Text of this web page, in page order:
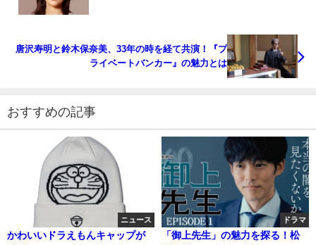
唐沢寿明と鈴木保奈美、33年の時を経て共演！『プ
ライベートバンカー』の魅力とは
おすすめの記事
ニュース
かわいいドラえもんキャップが
ドラマ
「御上先生」の魅力を探る！松